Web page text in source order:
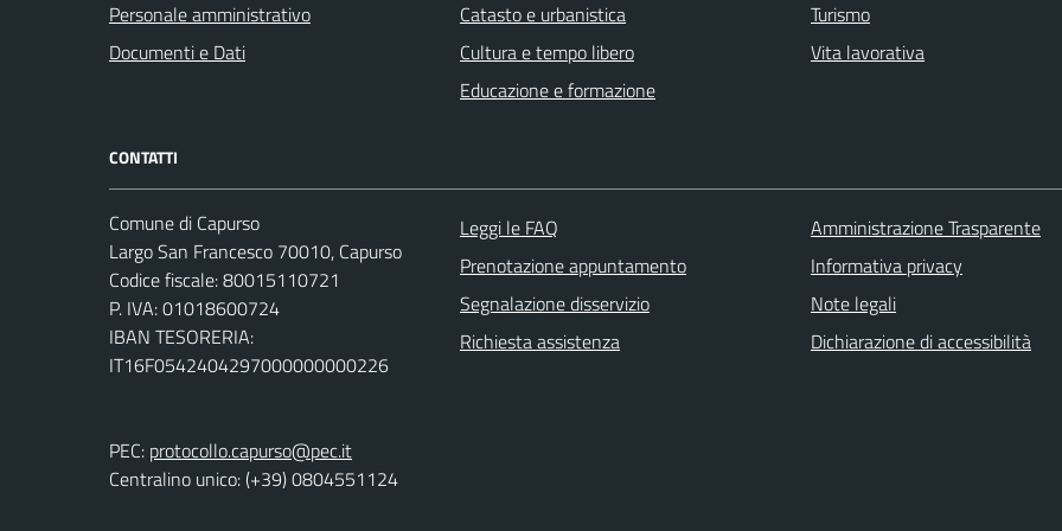
Personale amministrativo
Documenti e Dati
Catasto e urbanistica
Cultura e tempo libero
Educazione e formazione
Turismo
Vita lavorativa
CONTATTI
Comune di Capurso
Largo San Francesco 70010, Capurso
Codice fiscale: 80015110721
P. IVA: 01018600724
IBAN TESORERIA:
IT16F0542404297000000000226
PEC: protocollo.capurso@pec.it
Centralino unico: (+39) 0804551124
Leggi le FAQ
Prenotazione appuntamento
Segnalazione disservizio
Richiesta assistenza
Amministrazione Trasparente
Informativa privacy
Note legali
Dichiarazione di accessibilità